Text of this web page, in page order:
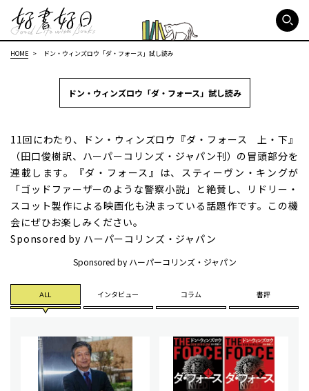
HOME ドン・ウィンズロウ「ダ・フォース」試し読み
ドン・ウィンズロウ「ダ・フォース」試し読み
11回にわたり、ドン・ウィンズロウ『ダ・フォース 上・下』
（田口俊樹訳、ハーパーコリンズ・ジャパン刊）の冒頭部分を
連載します。『ダ・フォース』は、スティーヴン・キングが
「ゴッドファーザーのような警察小説」と絶賛し、リドリー・
スコット製作による映画化も決まっている話題作です。この機
会にぜひお楽しみください。
Sponsored by ハーパーコリンズ・ジャパン
Sponsored by ハーパーコリンズ・ジャパン
ALL インタビュー コラム 書評